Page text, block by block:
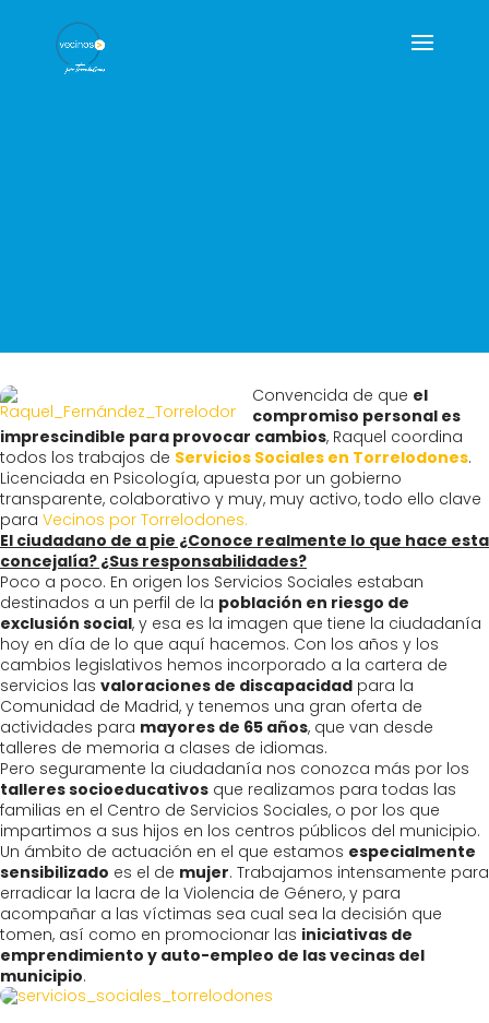
Convencida de que el
compromiso personal es
imprescindible para provocar cambios, Raquel coordina
todos los trabajos de Servicios Sociales en Torrelodones.
Licenciada en Psicología, apuesta por un gobierno
transparente, colaborativo y muy, muy activo, todo ello clave
para Vecinos por Torrelodones.
El ciudadano de a pie ¿Conoce realmente lo que hace esta
concejalía? ¿Sus responsabilidades?
Poco a poco. En origen los Servicios Sociales estaban
destinados a un perfil de la población en riesgo de
exclusión social, y esa es la imagen que tiene la ciudadanía
hoy en día de lo que aquí hacemos. Con los años y los
cambios legislativos hemos incorporado a la cartera de
servicios las valoraciones de discapacidad para la
Comunidad de Madrid, y tenemos una gran oferta de
actividades para mayores de 65 años, que van desde
talleres de memoria a clases de idiomas.
Pero seguramente la ciudadanía nos conozca más por los
talleres socioeducativos que realizamos para todas las
familias en el Centro de Servicios Sociales, o por los que
impartimos a sus hijos en los centros públicos del municipio.
Un ámbito de actuación en el que estamos especialmente
sensibilizado es el de mujer. Trabajamos intensamente para
erradicar la lacra de la Violencia de Género, y para
acompañar a las víctimas sea cual sea la decisión que
tomen, así como en promocionar las iniciativas de
emprendimiento y auto-empleo de las vecinas del
municipio.